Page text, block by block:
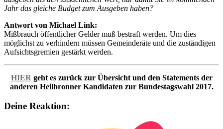
Jahr das gleiche Budget zum Ausgeben haben?
Antwort von Michael Link:
Mißbrauch öffentlicher Gelder muß bestraft werden. Um dies
möglichst zu verhindern müssen Gemeinderäte und die zuständigen
Aufsichtsgremien gestärkt werden.
HIER geht es zurück zur Übersicht und den Statements der
anderen Heilbronner Kandidaten zur Bundestagswahl 2017.
Deine Reaktion: